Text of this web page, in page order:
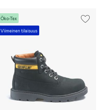
Öko-Tex
Viimeinen tilaisuus